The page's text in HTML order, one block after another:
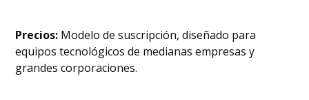
Precios: Modelo de suscripción, diseñado para
equipos tecnológicos de medianas empresas y
grandes corporaciones.